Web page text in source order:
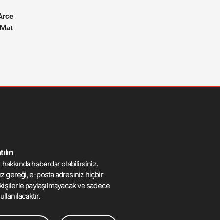
haberdar olabilirsiniz.
gereği, e-posta adresiniz hiçbir
paylaşılmayacak ve sadece